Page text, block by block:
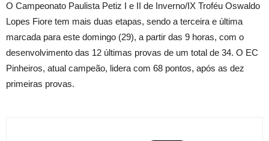
O Campeonato Paulista Petiz I e II de Inverno/IX Troféu Oswaldo
Lopes Fiore tem mais duas etapas, sendo a terceira e última
marcada para este domingo (29), a partir das 9 horas, com o
desenvolvimento das 12 últimas provas de um total de 34. O EC
Pinheiros, atual campeão, lidera com 68 pontos, após as dez
primeiras provas.